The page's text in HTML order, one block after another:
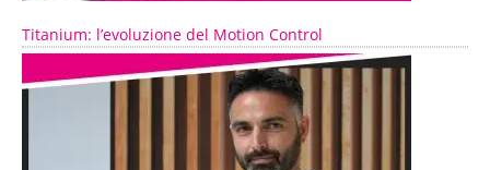
Titanium: l’evoluzione del Motion Control